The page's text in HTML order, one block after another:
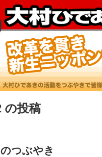
の投稿
つぶやき